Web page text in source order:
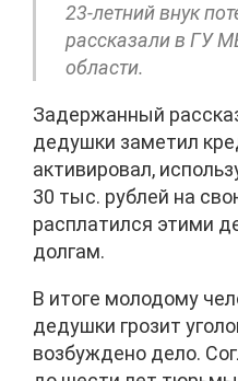
23-летний внук
рассказали в ГУ
области.
Задержанный
дедушки заметил
активировал,
30 тыс. рублей на
расплатился этими
долгам.
В итоге молодому
дедушки грозит
возбуждено дело.